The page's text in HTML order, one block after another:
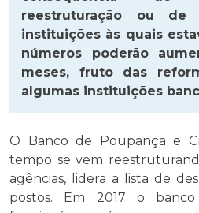
reestruturação ou de
instituições às quais
números poderão
meses, fruto das
algumas instituições
O Banco de Poupança e
tempo se vem
agências, lidera a lista de
postos. Em 2017 o